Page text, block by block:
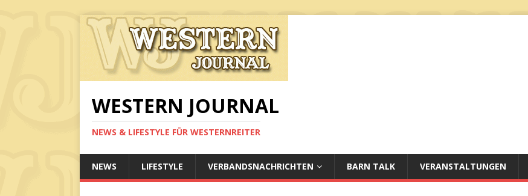
WESTERN JOURNAL
NEWS & LIFESTYLE FÜR WESTERNREITER
NEWS LIFESTYLE VERBANDSNACHRICHTEN BARN TALK VERANSTALTUNGEN